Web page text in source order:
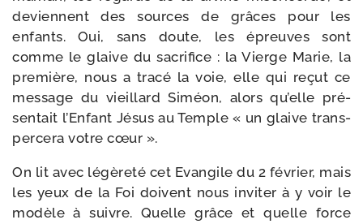
deviennent des sources de grâces pour les
enfants. Oui, sans doute, les épreuves sont
comme le glaive du sacri­fice : la Vierge Marie, la
pre­mière, nous a tra­cé la voie, elle qui reçut ce
mes­sage du vieillard Siméon, alors qu’elle pré­
sen­tait l’Enfant Jésus au Temple « un glaive trans­
per­ce­ra votre cœur ».
On lit avec légè­re­té cet Evangile du 2 février, mais
les yeux de la Foi doivent nous invi­ter à y voir le
modèle à suivre. Quelle grâce et quelle force